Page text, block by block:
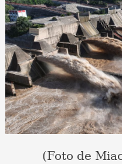
(Foto de